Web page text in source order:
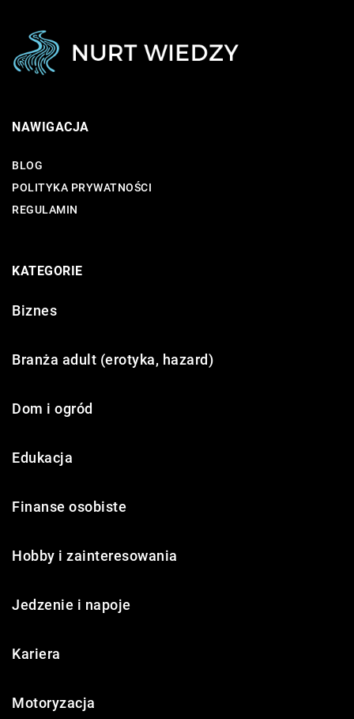
NAWIGACJA
BLOG
POLITYKA PRYWATNOŚCI
REGULAMIN
KATEGORIE
Biznes
Branża adult (erotyka, hazard)
Dom i ogród
Edukacja
Finanse osobiste
Hobby i zainteresowania
Jedzenie i napoje
Kariera
Motoryzacja